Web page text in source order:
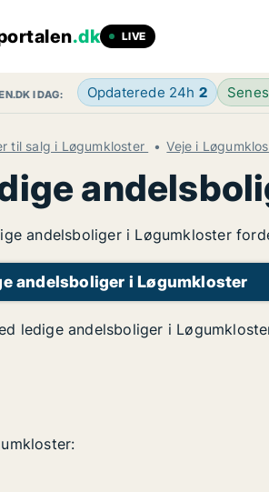
.dk LIVE
I DAG: Opdaterede 24h 2
til salg i Løgumkloster Veje i
andelsboliger i Løgumkloster
andelsboliger i Løgumkloster
ledige andelsboliger i